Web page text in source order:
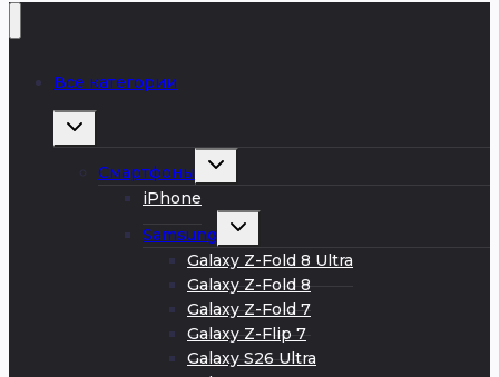
Все категории
Развернуть
Смартфоны
Развернуть
iPhone
Samsung
Развернуть
меню
Galaxy Z-Fold 8 Ultra
Galaxy Z-Fold 8
Galaxy Z-Fold 7
Galaxy Z-Flip 7
Galaxy S26 Ultra